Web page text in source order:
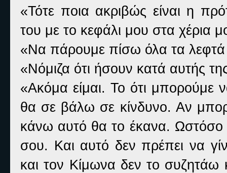
«Τότε ποια ακριβώς είναι η
του με το κεφάλι μου στα χέρια
«Να πάρουμε πίσω όλα τα λεφτά
«Νόμιζα ότι ήσουν κατά αυτής
«Ακόμα είμαι. Το ότι μπορούμε
θα σε βάλω σε κίνδυνο. Αν
κάνω αυτό θα το έκανα. Ωστόσο
σου. Και αυτό δεν πρέπει να
και τον Κίμωνα δεν το συζητάω